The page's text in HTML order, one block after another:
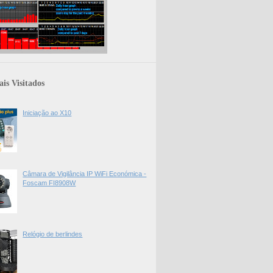
Visitados
Iniciação ao X10
Câmara de Vigilância IP WiFi Económica -
Foscam FI8908W
Relógio de berlindes